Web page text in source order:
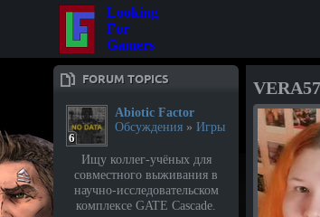
Looking
For
Gamers
FORUM TOPICS
6
Abiotic Factor
Обсуждения » Игры
Ищу коллег-учёных для
совместного выживания в
научно-исследовательском
комплексе GATE Cascade.